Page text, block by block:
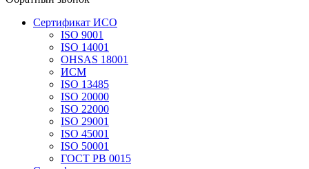
Сертификат ИСО
ISO 9001
ISO 14001
OHSAS 18001
ИСМ
ISO 13485
ISO 20000
ISO 22000
ISO 29001
ISO 45001
ISO 50001
ГОСТ РВ 0015